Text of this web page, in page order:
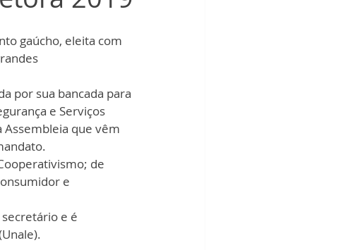
gaúcho, eleita com
por sua bancada para
e Serviços
Assembleia que vêm
de
e
e é